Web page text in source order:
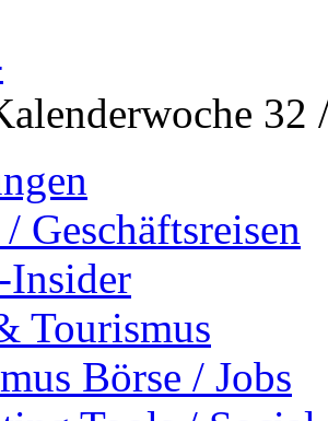
32
Geschäftsreisen
Tourismus
Börse / Jobs